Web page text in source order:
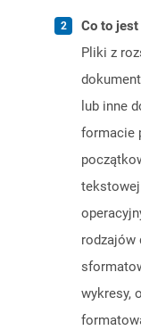
Co to jest
Pliki z
lub inne
formacie
rodzajów
wykresy,